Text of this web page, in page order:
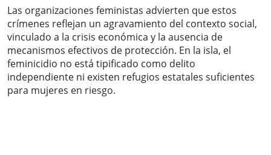
Las organizaciones feministas advierten que estos
crímenes reflejan un agravamiento del contexto social,
vinculado a la crisis económica y la ausencia de
mecanismos efectivos de protección. En la isla, el
feminicidio no está tipificado como delito
independiente ni existen refugios estatales suficientes
para mujeres en riesgo.